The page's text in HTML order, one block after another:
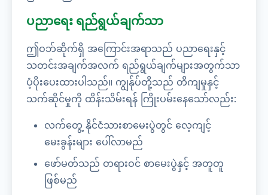
ပညာရေး ရည်ရွယ်ချက်သာ
ဤဝဘ်ဆိုက်ရှိ အကြောင်းအရာသည် ပညာရေးနှင့်
သတင်းအချက်အလက် ရည်ရွယ်ချက်များအတွက်သာ
ပံ့ပိုးပေးထားပါသည်။ ကျွန်ုပ်တို့သည် တိကျမှုနှင့်
သက်ဆိုင်မှုကို ထိန်းသိမ်းရန် ကြိုးပမ်းနေသော်လည်း:
လက်တွေ့ နိုင်ငံသားစာမေးပွဲတွင် လေ့ကျင့်
မေးခွန်းများ ပေါ်လာမည်
ဖော်မတ်သည် တရားဝင် စာမေးပွဲနှင့် အတူတူ
ဖြစ်မည်